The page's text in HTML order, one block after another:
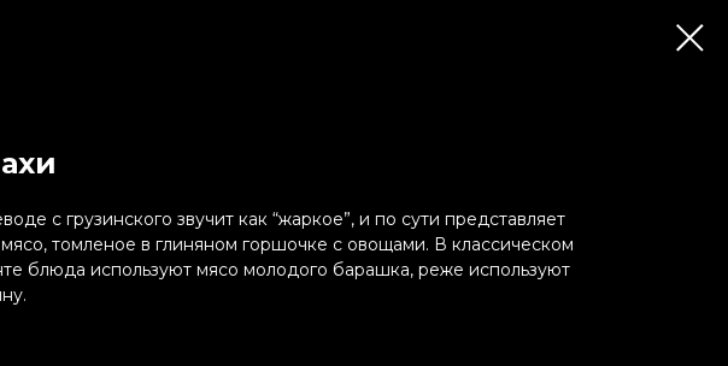
с грузинского звучит как “жаркое”, и по сути представляет
томленое в глиняном горшочке с овощами. В классическом
блюда используют мясо молодого барашка, реже используют